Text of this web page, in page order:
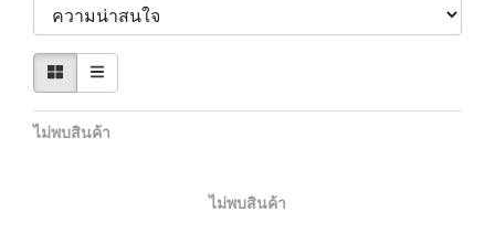
ไม่พบสินค้า
ไม่พบสินค้า